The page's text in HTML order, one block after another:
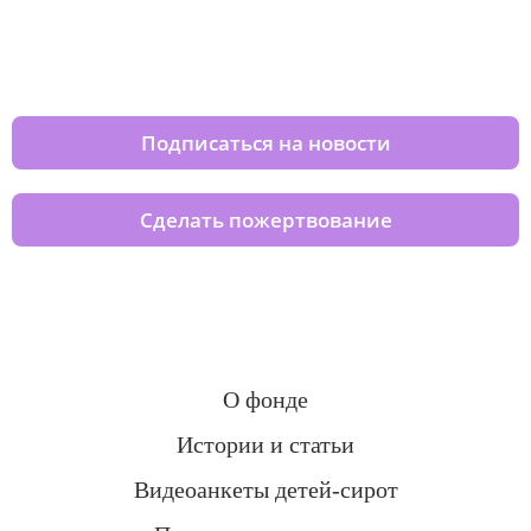
Подписаться на новости
Сделать пожертвование
О фонде
Истории и статьи
Видеоанкеты детей-сирот